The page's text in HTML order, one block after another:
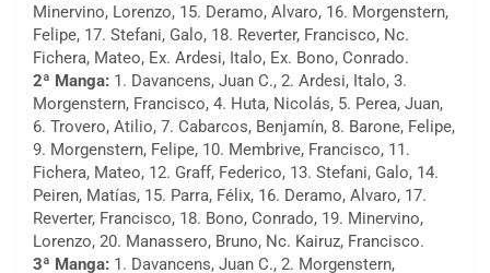
Minervino, Lorenzo, 15. Deramo, Alvaro, 16. Morgenstern,
Felipe, 17. Stefani, Galo, 18. Reverter, Francisco, Nc.
Fichera, Mateo, Ex. Ardesi, Italo, Ex. Bono, Conrado.
2ª Manga: 1. Davancens, Juan C., 2. Ardesi, Italo, 3.
Morgenstern, Francisco, 4. Huta, Nicolás, 5. Perea, Juan,
6. Trovero, Atilio, 7. Cabarcos, Benjamín, 8. Barone, Felipe,
9. Morgenstern, Felipe, 10. Membrive, Francisco, 11.
Fichera, Mateo, 12. Graff, Federico, 13. Stefani, Galo, 14.
Peiren, Matías, 15. Parra, Félix, 16. Deramo, Alvaro, 17.
Reverter, Francisco, 18. Bono, Conrado, 19. Minervino,
Lorenzo, 20. Manassero, Bruno, Nc. Kairuz, Francisco.
3ª Manga: 1. Davancens, Juan C., 2. Morgenstern,